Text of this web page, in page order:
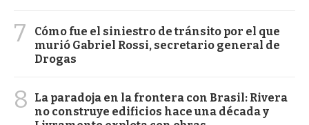
7
Cómo fue el siniestro de tránsito por el que
murió Gabriel Rossi, secretario general de
Drogas
8
La paradoja en la frontera con Brasil: Rivera
no construye edificios hace una década y